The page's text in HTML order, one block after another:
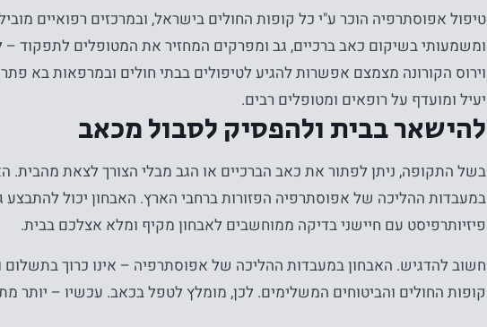
טיפול אפוסתרפיה הוכר ע"י כל קופות החולים בישראל, ובמרכזים רפואיים
ומשמעותי בשיקום כאב ברכיים, גב ומפרקים המחזיר את המטופלים לתפקוד
וירוס הקורונה מצמצם אפשרות להגיע לטיפולים בבתי חולים ובמרפאות בא
יעיל ומועדף על רופאים ומטופלים רבים.
להישאר בבית ולהפסיק לסבול מכאב
בשל התקופה, ניתן לפתור את כאב הברכיים או הגב מבלי הצורך לצאת מהבית.
במעבדות ההליכה של אפוסתרפיה הפזורות ברחבי הארץ. האבחון יכול
פיזיותרפיסט עם חיישני בדיקה ממוחשבים לאבחון מקיף ומלא אצלכם בבית.
חשוב להדגיש. האבחון במעבדות ההליכה של אפוסתרפיה – אינו כרוך
קופות החולים והביטוחים המשלימים. לכן, מומלץ לטפל בכאב. עכשיו – יותר